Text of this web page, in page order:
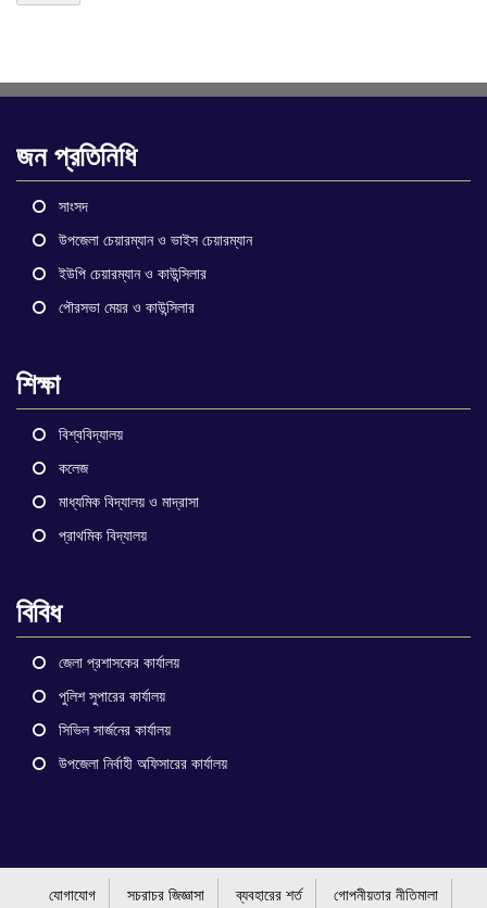
জন প্রতিনিধি
সাংসদ
উপজেলা চেয়ারম্যান ও ভাইস চেয়ারম্যান
ইউপি চেয়ারম্যান ও কাউন্সিলার
পৌরসভা মেয়র ও কাউন্সিলার
শিক্ষা
বিশ্ববিদ্যালয়
কলেজ
মাধ্যমিক বিদ্যালয় ও মাদ্রাসা
প্রাথমিক বিদ্যালয়
বিবিধ
জেলা প্রশাসকের কার্যালয়
পুলিশ সুপারের কার্যালয়
সিভিল সার্জনের কার্যালয়
উপজেলা নির্বাহী অফিসারের কার্যালয়
যোগাযোগ সচরাচর জিজ্ঞাসা ব্যবহারের শর্ত গোপনীয়তার নীতিমালা